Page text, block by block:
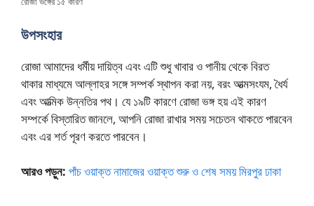
উপসংহার
রোজা আমাদের ধর্মীয় দায়িত্ব এবং এটি শুধু খাবার ও পানীয় থেকে বিরত
থাকার মাধ্যমে আল্লাহর সঙ্গে সম্পর্ক স্থাপন করা নয়, বরং আত্মসংযম, ধৈর্য
এবং আত্মিক উন্নতির পথ। যে ১৯টি কারণে রোজা ভঙ্গ হয় এই কারণ
সম্পর্কে বিস্তারিত জানলে, আপনি রোজা রাখার সময় সচেতন থাকতে পারবেন
এবং এর শর্ত পূরণ করতে পারবেন।
আরও পড়ুন: পাঁচ ওয়াক্ত নামাজের ওয়াক্ত শুরু ও শেষ সময় মিরপুর ঢাকা